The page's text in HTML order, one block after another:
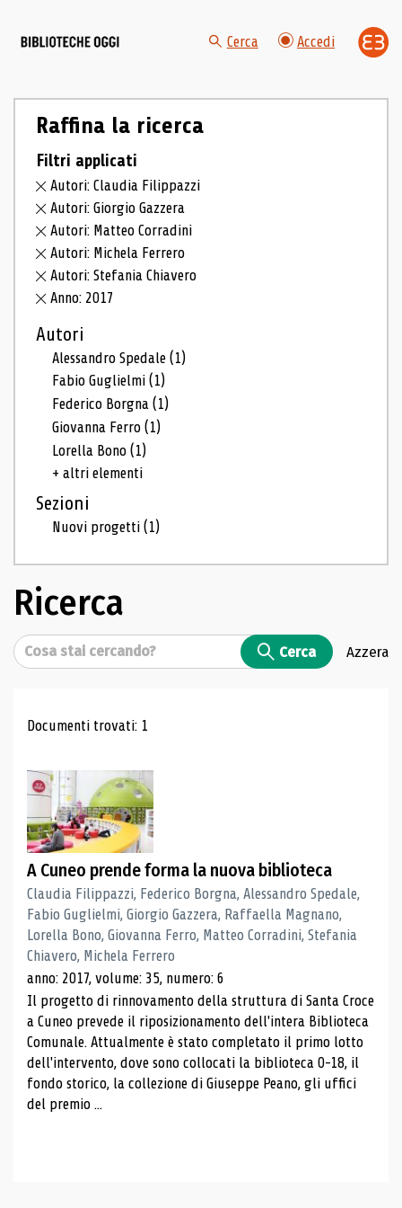
Cerca Accedi
Raffina la ricerca
Filtri applicati
Autori: Claudia Filippazzi
Autori: Giorgio Gazzera
Autori: Matteo Corradini
Autori: Michela Ferrero
Autori: Stefania Chiavero
Anno: 2017
Autori
Alessandro Spedale(1)
Fabio Guglielmi(1)
Federico Borgna(1)
Giovanna Ferro(1)
Lorella Bono(1)
+ altri elementi
Sezioni
Nuovi progetti(1)
Ricerca
Cerca Cerca Azzera
Risultati di ricerca
Documenti trovati: 1
A Cuneo prende forma la nuova biblioteca
Claudia Filippazzi, Federico Borgna, Alessandro Spedale,
Fabio Guglielmi, Giorgio Gazzera, Raffaella Magnano,
Lorella Bono, Giovanna Ferro, Matteo Corradini, Stefania
Chiavero, Michela Ferrero
anno: 2017, volume: 35, numero: 6
Il progetto di rinnovamento della struttura di Santa Croce
a Cuneo prevede il riposizionamento dell'intera Biblioteca
Comunale. Attualmente è stato completato il primo lotto
dell'intervento, dove sono collocati la biblioteca 0-18, il
fondo storico, la collezione di Giuseppe Peano, gli uffici
del premio ...